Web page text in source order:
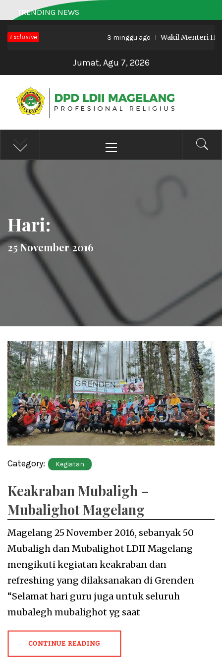
to
content
TRENDING NEWS
Exclusive 3 minggu ago Wakil Menteri Haji
Jumat, Agu 7, 2026
DPD LDII MAGELANG
Profesional Religius
Menu
Hari:
25 November 2016
Category: Kegiatan
Keakraban Mubaligh –
Mubalighot Magelang
Magelang 25 November 2016, sebanyak 50
Mubaligh dan Mubalighot LDII Magelang
mengikuti kegiatan keakraban dan
refreshing yang dilaksanakan di Grenden
“Selamat hari guru juga untuk seluruh
mubalegh mubalighot yg saat
CONTINUE READING